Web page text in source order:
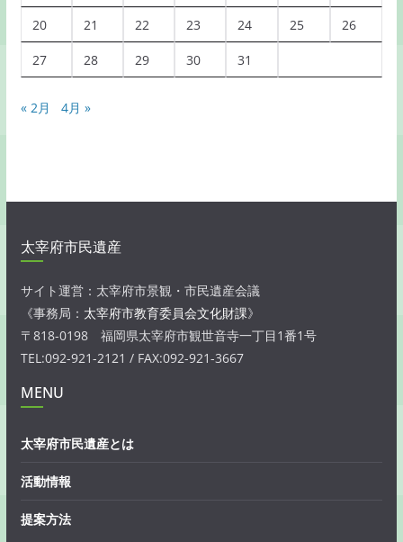
20 21 22 23 24 25 26
27 28 29 30 31
« 2月 4月 »
太宰府市民遺産
サイト運営：太宰府市景観・市民遺産会議
《事務局： 太宰府市教育委員会文化財課》
〒818-0198 福岡県太宰府市観世音寺一丁目1番1号
TEL:092-921-2121 / FAX:092-921-3667
MENU
太宰府市民遺産とは
活動情報
提案方法